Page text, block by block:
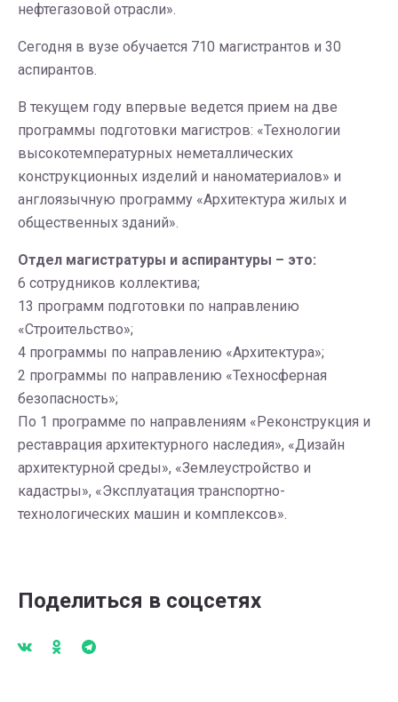
нефтегазовой отрасли».
Сегодня в вузе обучается 710 магистрантов и 30
аспирантов.
В текущем году впервые ведется прием на две
программы подготовки магистров: «Технологии
высокотемпературных неметаллических
конструкционных изделий и наноматериалов» и
англоязычную программу «Архитектура жилых и
общественных зданий».
Отдел магистратуры и аспирантуры – это:
6 сотрудников коллектива;
13 программ подготовки по направлению
«Строительство»;
4 программы по направлению «Архитектура»;
2 программы по направлению «Техносферная
безопасность»;
По 1 программе по направлениям «Реконструкция и
реставрация архитектурного наследия», «Дизайн
архитектурной среды», «Землеустройство и
кадастры», «Эксплуатация транспортно-
технологических машин и комплексов».
Поделиться в соцсетях